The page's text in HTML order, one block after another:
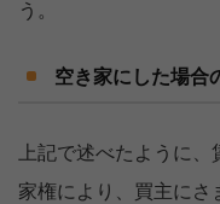
う。
空き家にした場合
上記で述べたように、
家権により、買主にさ